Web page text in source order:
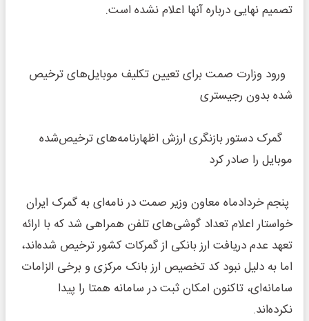
تصمیم نهایی درباره آنها اعلام نشده است.
ورود وزارت صمت برای تعیین تکلیف موبایل‌های ترخیص
شده بدون رجیستری
گمرک دستور بازنگری ارزش اظهارنامه‌های ترخیص‌شده
موبایل را صادر کرد
پنجم خردادماه معاون وزیر صمت در نامه‌ای به گمرک ایران
خواستار اعلام تعداد گوشی‌های تلفن همراهی شد که با ارائه
تعهد عدم دریافت ارز بانکی از گمرکات کشور ترخیص شده‌اند،
اما به دلیل نبود کد تخصیص ارز بانک مرکزی و برخی الزامات
سامانه‌ای، تاکنون امکان ثبت در سامانه همتا را پیدا
نکرده‌اند.